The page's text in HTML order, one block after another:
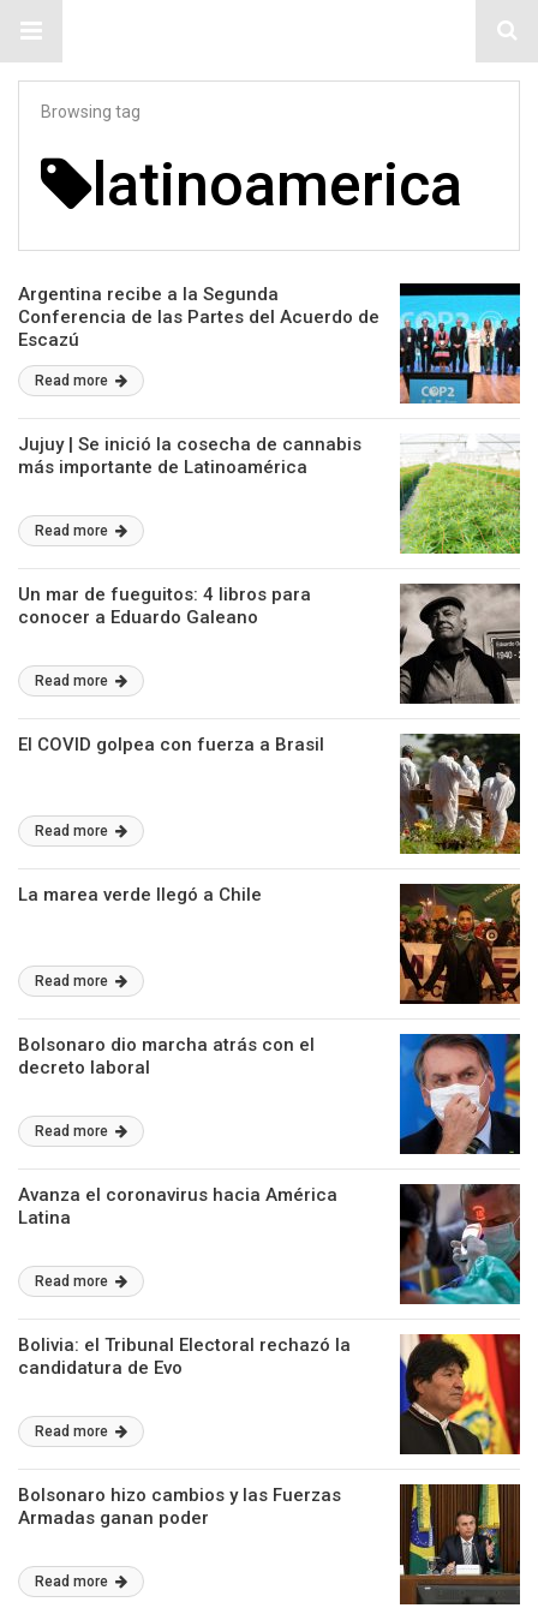
Browsing tag
latinoamerica
Argentina recibe a la Segunda
Conferencia de las Partes del Acuerdo de
Escazú
Read more
Jujuy | Se inició la cosecha de cannabis
más importante de Latinoamérica
Read more
Un mar de fueguitos: 4 libros para
conocer a Eduardo Galeano
Read more
El COVID golpea con fuerza a Brasil
Read more
La marea verde llegó a Chile
Read more
Bolsonaro dio marcha atrás con el
decreto laboral
Read more
Avanza el coronavirus hacia América
Latina
Read more
Bolivia: el Tribunal Electoral rechazó la
candidatura de Evo
Read more
Bolsonaro hizo cambios y las Fuerzas
Armadas ganan poder
Read more